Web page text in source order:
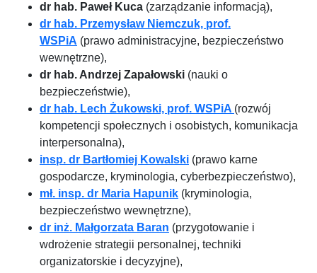
dr hab. Paweł Kuca (zarządzanie informacją),
dr hab. Przemysław Niemczuk, prof.
WSPiA (prawo administracyjne, bezpieczeństwo
wewnętrzne),
dr hab. Andrzej Zapałowski (nauki o
bezpieczeństwie),
dr hab. Lech Żukowski, prof. WSPiA (rozwój
kompetencji społecznych i osobistych, komunikacja
interpersonalna),
insp. dr Bartłomiej Kowalski (prawo karne
gospodarcze, kryminologia, cyberbezpieczeństwo),
mł. insp. dr Maria Hapunik (kryminologia,
bezpieczeństwo wewnętrzne),
dr inż. Małgorzata Baran (przygotowanie i
wdrożenie strategii personalnej, techniki
organizatorskie i decyzyjne),